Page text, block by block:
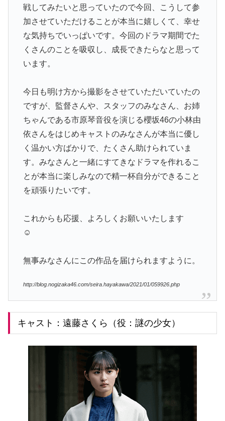
戦してみたいと思っていたので今回、こうして参
加させていただけることが本当に嬉しくて、幸せ
な気持ちでいっぱいです。今回のドラマ期間でた
くさんのことを吸収し、成長できたらなと思って
います。
今日も明け方から撮影をさせていただいていたの
ですが、監督さんや、スタッフのみなさん、お姉
ちゃんである市原琴音役を演じる櫻坂46の小林由
依さんをはじめキャストのみなさんが本当に優し
く温かい方ばかりで、たくさん助けられていま
す。みなさんと一緒にすてきなドラマを作れるこ
とが本当に楽しみなので精一杯自分ができること
を頑張りたいです。
これからも応援、よろしくお願いいたします
☺︎
無事みなさんにこの作品を届けられますように。
http://blog.nogizaka46.com/seira.hayakawa/2021/01/059926.php
キャスト：遠藤さくら（役：謎の少女）